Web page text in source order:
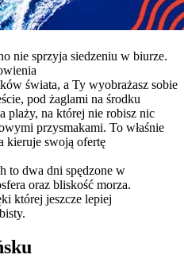
nie sprzyja siedzeniu w biurze.
świata, a Ty wyobrażasz sobie
pod żaglami na środku
plaży, na której nie robisz nic
przysmakami. To właśnie
kieruje swoją ofertę
to dwa dni spędzone w
oraz bliskość morza.
której jeszcze lepiej